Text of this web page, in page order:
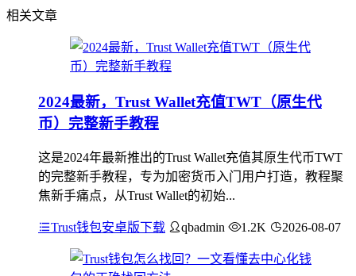
相关文章
2024最新，Trust Wallet充值TWT（原生代
币）完整新手教程
这是2024年最新推出的Trust Wallet充值其原生代币TWT
的完整新手教程，专为加密货币入门用户打造，教程聚
焦新手痛点，从Trust Wallet的初始...
Trust钱包安卓版下载 qbadmin 1.2K 2026-08-07